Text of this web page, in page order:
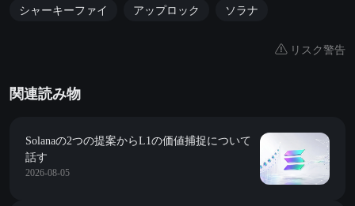
シャーキーファイ
アップロック ソラナ
リスク警告
関連読み物
Solanaの2つの提案からL1の価値捕捉について
話す
2026-08-05